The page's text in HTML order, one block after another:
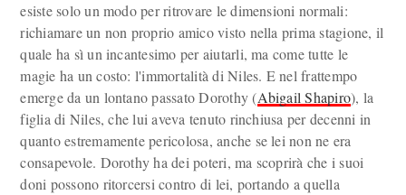
esiste solo un modo per ritrovare le dimensioni normali:
richiamare un non proprio amico visto nella prima stagione, il
quale ha sì un incantesimo per aiutarli, ma come tutte le
magie ha un costo: l'immortalità di Niles. E nel frattempo
emerge da un lontano passato Dorothy (Abigail Shapiro), la
figlia di Niles, che lui aveva tenuto rinchiusa per decenni in
quanto estremamente pericolosa, anche se lei non ne era
consapevole. Dorothy ha dei poteri, ma scoprirà che i suoi
doni possono ritorcersi contro di lei, portando a quella